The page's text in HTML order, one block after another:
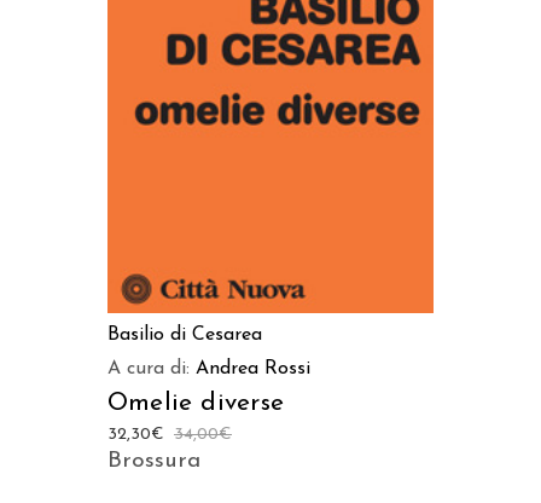
AGGIUNGI AL CARRELLO
Basilio di Cesarea
A cura di: Andrea Rossi
Omelie diverse
34,00€
32,30€
Brossura